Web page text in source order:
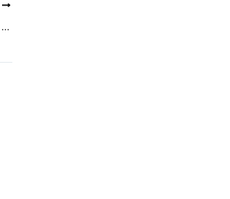
La inflación de mayo fue de 2,1%, según Indec